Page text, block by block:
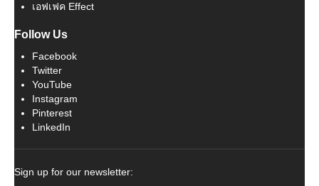
เอฟเฟค Effect
Follow Us
Facebook
Twitter
YouTube
Instagram
Pinterest
LinkedIn
Sign up for our newsletter: